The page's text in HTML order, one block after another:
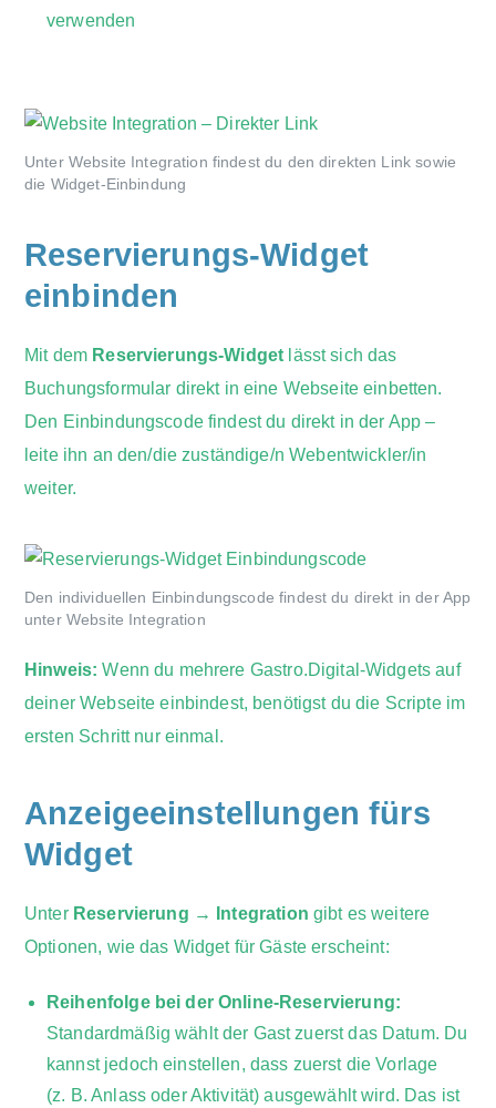
verwenden
Unter Website Integration findest du den direkten Link sowie
die Widget-Einbindung
Reservierungs-Widget
einbinden
Mit dem Reservierungs-Widget lässt sich das
Buchungsformular direkt in eine Webseite einbetten.
Den Einbindungscode findest du direkt in der App –
leite ihn an den/die zuständige/n Webentwickler/in
weiter.
Den individuellen Einbindungscode findest du direkt in der App
unter Website Integration
Hinweis: Wenn du mehrere Gastro.Digital-Widgets auf
deiner Webseite einbindest, benötigst du die Scripte im
ersten Schritt nur einmal.
Anzeigeeinstellungen fürs
Widget
Unter Reservierung → Integration gibt es weitere
Optionen, wie das Widget für Gäste erscheint:
Reihenfolge bei der Online-Reservierung:
Standardmäßig wählt der Gast zuerst das Datum. Du
kannst jedoch einstellen, dass zuerst die Vorlage
(z. B. Anlass oder Aktivität) ausgewählt wird. Das ist